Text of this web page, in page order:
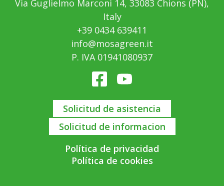
Via Guglielmo Marconi 14, 33083 Chions (PN),
Italy
+39 0434 639411
info@mosagreen.it
P. IVA 01941080937
Solicitud de asistencia
Solicitud de informacion
Política de privacidad
Política de cookies